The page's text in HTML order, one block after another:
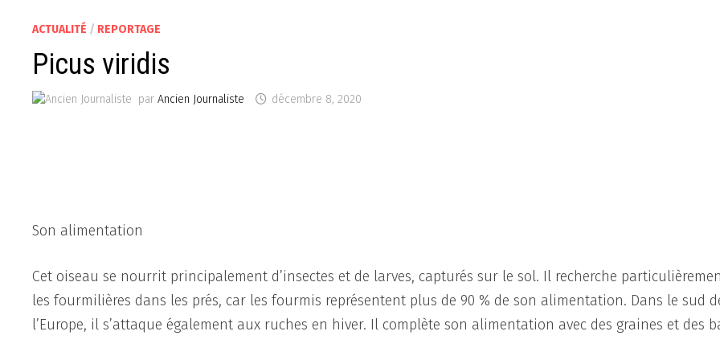
ACTUALITÉ / REPORTAGE
Picus viridis
parAncien Journaliste décembre 8, 2020
Son alimentation
Cet oiseau se nourrit principalement d’insectes et de larves, capturés sur le sol. Il recherche
les fourmilières dans les prés, car les fourmis représentent plus de 90 % de son alimentation. Dans le sud
l’Europe, il s’attaque également aux ruches en hiver. Il complète son alimentation avec des graines et des